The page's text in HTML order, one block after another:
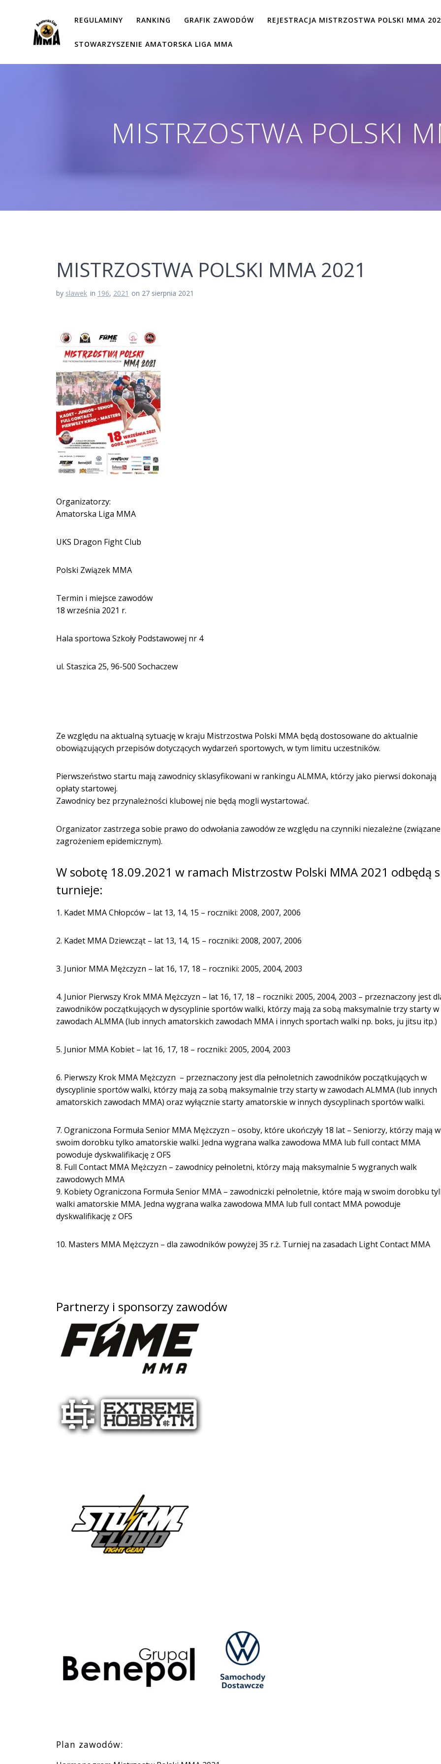
REGULAMINY RANKING GRAFIK ZAWODÓW REJESTRACJA MISTRZOSTWA POLSKI MMA
STOWARZYSZENIE AMATORSKA LIGA MMA
MISTRZOSTWA POLSKI
MISTRZOSTWA POLSKI MMA 2021
by slawek in 196, 2021 on 27 sierpnia 2021
Organizatorzy:
Amatorska Liga MMA
UKS Dragon Fight Club
Polski Związek MMA
Termin i miejsce zawodów
18 września 2021 r.
Hala sportowa Szkoły Podstawowej nr 4
ul. Staszica 25, 96-500 Sochaczew
Ze względu na aktualną sytuację w kraju Mistrzostwa Polski MMA będą dostosowane do aktualnie
obowiązujących przepisów dotyczących wydarzeń sportowych, w tym limitu uczestników.
Pierwszeństwo startu mają zawodnicy sklasyfikowani w rankingu ALMMA, którzy jako pierwsi dokonają
opłaty startowej.
Zawodnicy bez przynależności klubowej nie będą mogli wystartować.
Organizator zastrzega sobie prawo do odwołania zawodów ze względu na czynniki niezależne
zagrożeniem epidemicznym).
W sobotę 18.09.2021 w ramach Mistrzostw Polski MMA 2021 odbędą
turnieje:
1. Kadet MMA Chłopców – lat 13, 14, 15 – roczniki: 2008, 2007, 2006
2. Kadet MMA Dziewcząt – lat 13, 14, 15 – roczniki: 2008, 2007, 2006
3. Junior MMA Mężczyzn – lat 16, 17, 18 – roczniki: 2005, 2004, 2003
4. Junior Pierwszy Krok MMA Mężczyzn – lat 16, 17, 18 – roczniki: 2005, 2004, 2003 – przeznaczony jest
zawodników początkujących w dyscyplinie sportów walki, którzy mają za sobą maksymalnie trzy starty w
zawodach ALMMA (lub innych amatorskich zawodach MMA i innych sportach walki np. boks, ju jitsu itp.)
5. Junior MMA Kobiet – lat 16, 17, 18 – roczniki: 2005, 2004, 2003
6. Pierwszy Krok MMA Mężczyzn – przeznaczony jest dla pełnoletnich zawodników początkujących w
dyscyplinie sportów walki, którzy mają za sobą maksymalnie trzy starty w zawodach ALMMA (lub innych
amatorskich zawodach MMA) oraz wyłącznie starty amatorskie w innych dyscyplinach sportów walki.
7. Ograniczona Formuła Senior MMA Mężczyzn – osoby, które ukończyły 18 lat – Seniorzy, którzy mają w
swoim dorobku tylko amatorskie walki. Jedna wygrana walka zawodowa MMA lub full contact MMA
powoduje dyskwalifikację z OFS
8. Full Contact MMA Mężczyzn – zawodnicy pełnoletni, którzy mają maksymalnie 5 wygranych walk
zawodowych MMA
9. Kobiety Ograniczona Formuła Senior MMA – zawodniczki pełnoletnie, które mają w swoim dorobku
walki amatorskie MMA. Jedna wygrana walka zawodowa MMA lub full contact MMA powoduje
dyskwalifikację z OFS
10. Masters MMA Mężczyzn – dla zawodników powyżej 35 r.ż. Turniej na zasadach Light Contact MMA
Partnerzy i sponsorzy zawodów
Plan zawodów: